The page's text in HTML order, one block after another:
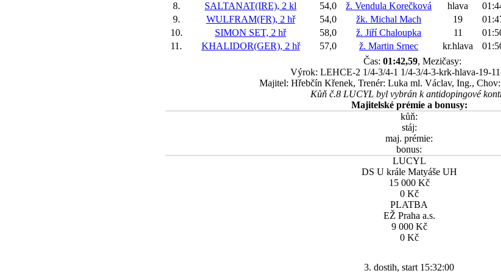
8.
SALTANAT(IRE), 2 kl 54,0 ž. Vendula Korečková hlava
9.
WULFRAM(FR), 2 hř 54,0 žk. Michal Mach 19
10.
SIMON SET, 2 hř 58,0 ž. Jiří Chaloupka 11
11.
KHALIDOR(GER), 2 hř 57,0 ž. Martin Srnec kr.hlava
Čas: 01:42,59, Mezičasy:
Výrok: LEHCE-2 1/4-3/4-1 1/4-3/4-3-krk-hlava-19-
Majitel: Hřebčín Křenek, Trenér: Luka ml. Václav, Ing.,
Kůň č.8 LUCYL byl vybrán k antidopingové
Majitelské prémie a bonusy:
kůň:
stáj:
maj. prémie:
bonus:
LUCYL
DS U krále Matyáše UH
15 000 Kč
0 Kč
PLATBA
EŽ Praha a.s.
9 000 Kč
0 Kč
3. dostih, start 15:32:00